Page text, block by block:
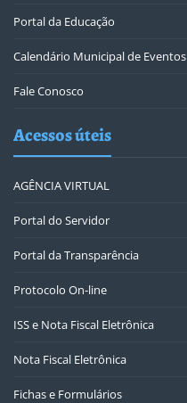
Portal da Educação
Calendário Municipal de Eventos
Fale Conosco
Acessos úteis
AGÊNCIA VIRTUAL
Portal do Servidor
Portal da Transparência
Protocolo On-line
ISS e Nota Fiscal Eletrônica
Nota Fiscal Eletrônica
Fichas e Formulários